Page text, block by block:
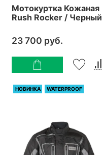
Мотокуртка Кожаная
Rush Rocker / Черный
23 700 руб.
НОВИНКА WATERPROOF